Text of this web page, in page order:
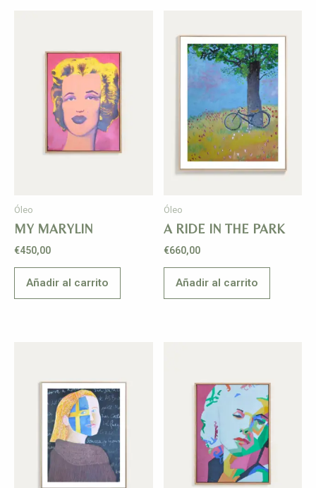
Óleo
MY MARYLIN
€450,00
Añadir al carrito
Óleo
A RIDE IN THE PARK
€660,00
Añadir al carrito